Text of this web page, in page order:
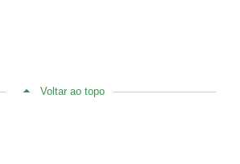
Voltar ao topo